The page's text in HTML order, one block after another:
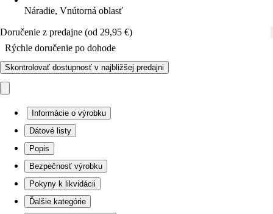
Náradie, Vnútorná oblasť
Doručenie z predajne (od 29,95 €)
Rýchle doručenie po dohode
Skontrolovať dostupnosť v najbližšej predajni
Informácie o výrobku
Dátové listy
Popis
Bezpečnosť výrobku
Pokyny k likvidácii
Ďalšie kategórie